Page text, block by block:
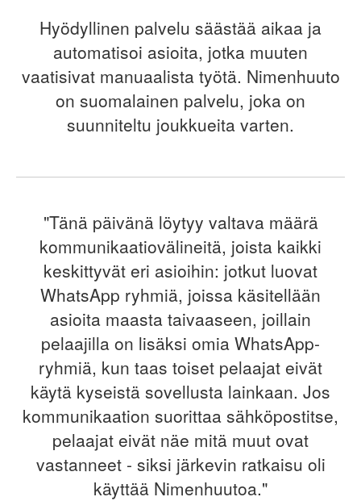
Hyödyllinen palvelu säästää aikaa ja
automatisoi asioita, jotka muuten
vaatisivat manuaalista työtä. Nimenhuuto
on suomalainen palvelu, joka on
suunniteltu joukkueita varten.
"Tänä päivänä löytyy valtava määrä
kommunikaatiovälineitä, joista kaikki
keskittyvät eri asioihin: jotkut luovat
WhatsApp ryhmiä, joissa käsitellään
asioita maasta taivaaseen, joillain
pelaajilla on lisäksi omia WhatsApp-
ryhmiä, kun taas toiset pelaajat eivät
käytä kyseistä sovellusta lainkaan. Jos
kommunikaation suorittaa sähköpostitse,
pelaajat eivät näe mitä muut ovat
vastanneet - siksi järkevin ratkaisu oli
käyttää Nimenhuutoa."